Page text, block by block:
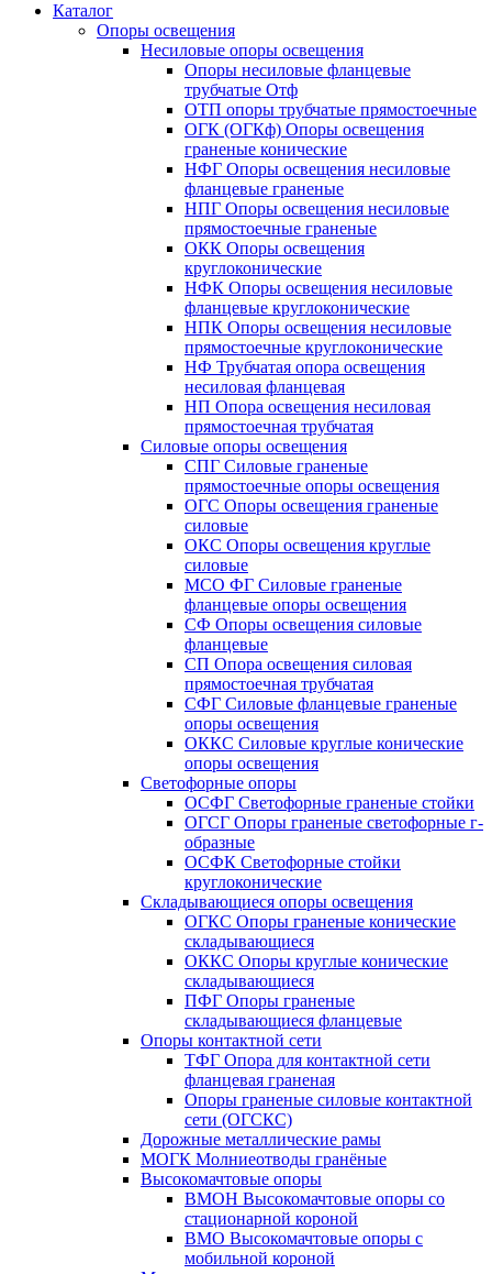
Каталог
Опоры освещения
Несиловые опоры освещения
Опоры несиловые фланцевые
трубчатые Отф
ОТП опоры трубчатые прямостоечные
ОГК (ОГКф) Опоры освещения
граненые конические
НФГ Опоры освещения несиловые
фланцевые граненые
НПГ Опоры освещения несиловые
прямостоечные граненые
ОКК Опоры освещения
круглоконические
НФК Опоры освещения несиловые
фланцевые круглоконические
НПК Опоры освещения несиловые
прямостоечные круглоконические
НФ Трубчатая опора освещения
несиловая фланцевая
НП Опора освещения несиловая
прямостоечная трубчатая
Силовые опоры освещения
СПГ Силовые граненые
прямостоечные опоры освещения
ОГС Опоры освещения граненые
силовые
ОКС Опоры освещения круглые
силовые
МСО ФГ Силовые граненые
фланцевые опоры освещения
СФ Опоры освещения силовые
фланцевые
СП Опора освещения силовая
прямостоечная трубчатая
СФГ Силовые фланцевые граненые
опоры освещения
ОККС Силовые круглые конические
опоры освещения
Светофорные опоры
ОСФГ Светофорные граненые стойки
ОГСГ Опоры граненые светофорные г-
образные
ОСФК Светофорные стойки
круглоконические
Складывающиеся опоры освещения
ОГКС Опоры граненые конические
складывающиеся
ОККС Опоры круглые конические
складывающиеся
ПФГ Опоры граненые
складывающиеся фланцевые
Опоры контактной сети
ТФГ Опора для контактной сети
фланцевая граненая
Опоры граненые силовые контактной
сети (ОГСКС)
Дорожные металлические рамы
МОГК Молниеотводы гранёные
Высокомачтовые опоры
ВМОН Высокомачтовые опоры со
стационарной короной
ВМО Высокомачтовые опоры с
мобильной короной